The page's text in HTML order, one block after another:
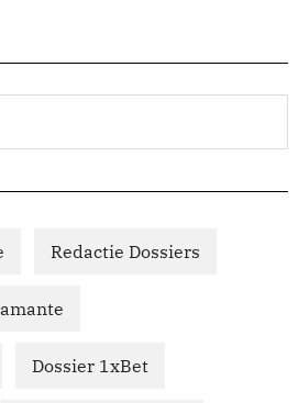
Redactie Dossiers
Dossier 1xBet